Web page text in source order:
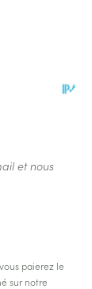
paierez le
sur notre
et nous